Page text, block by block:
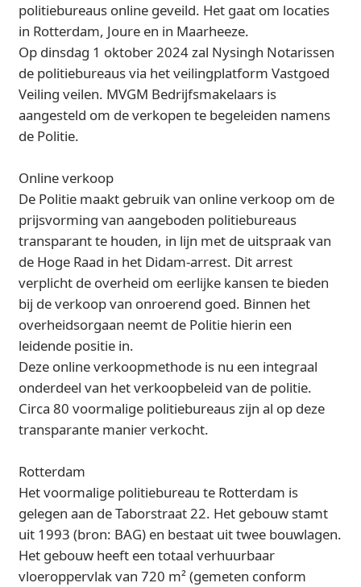
politiebureaus online geveild. Het gaat om locaties
in Rotterdam, Joure en in Maarheeze.
Op dinsdag 1 oktober 2024 zal Nysingh Notarissen
de politiebureaus via het veilingplatform Vastgoed
Veiling veilen. MVGM Bedrijfsmakelaars is
aangesteld om de verkopen te begeleiden namens
de Politie.
Online verkoop
De Politie maakt gebruik van online verkoop om de
prijsvorming van aangeboden politiebureaus
transparant te houden, in lijn met de uitspraak van
de Hoge Raad in het Didam-arrest. Dit arrest
verplicht de overheid om eerlijke kansen te bieden
bij de verkoop van onroerend goed. Binnen het
overheidsorgaan neemt de Politie hierin een
leidende positie in.
Deze online verkoopmethode is nu een integraal
onderdeel van het verkoopbeleid van de politie.
Circa 80 voormalige politiebureaus zijn al op deze
transparante manier verkocht.
Rotterdam
Het voormalige politiebureau te Rotterdam is
gelegen aan de Taborstraat 22. Het gebouw stamt
uit 1993 (bron: BAG) en bestaat uit twee bouwlagen.
Het gebouw heeft een totaal verhuurbaar
vloeroppervlak van 720 m² (gemeten conform